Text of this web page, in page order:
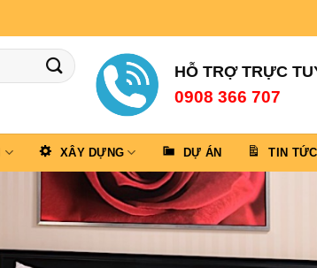
HỖ TRỢ TRỰC
0908 366 707
XÂY DỰNG DỰ ÁN TIN TỨC